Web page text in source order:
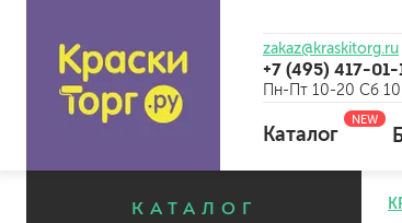
zakaz@kraskitorg.ru
+7 (495) 417-01-
Пн-Пт 10-20 Сб
Каталог
NEW
КАТАЛОГ